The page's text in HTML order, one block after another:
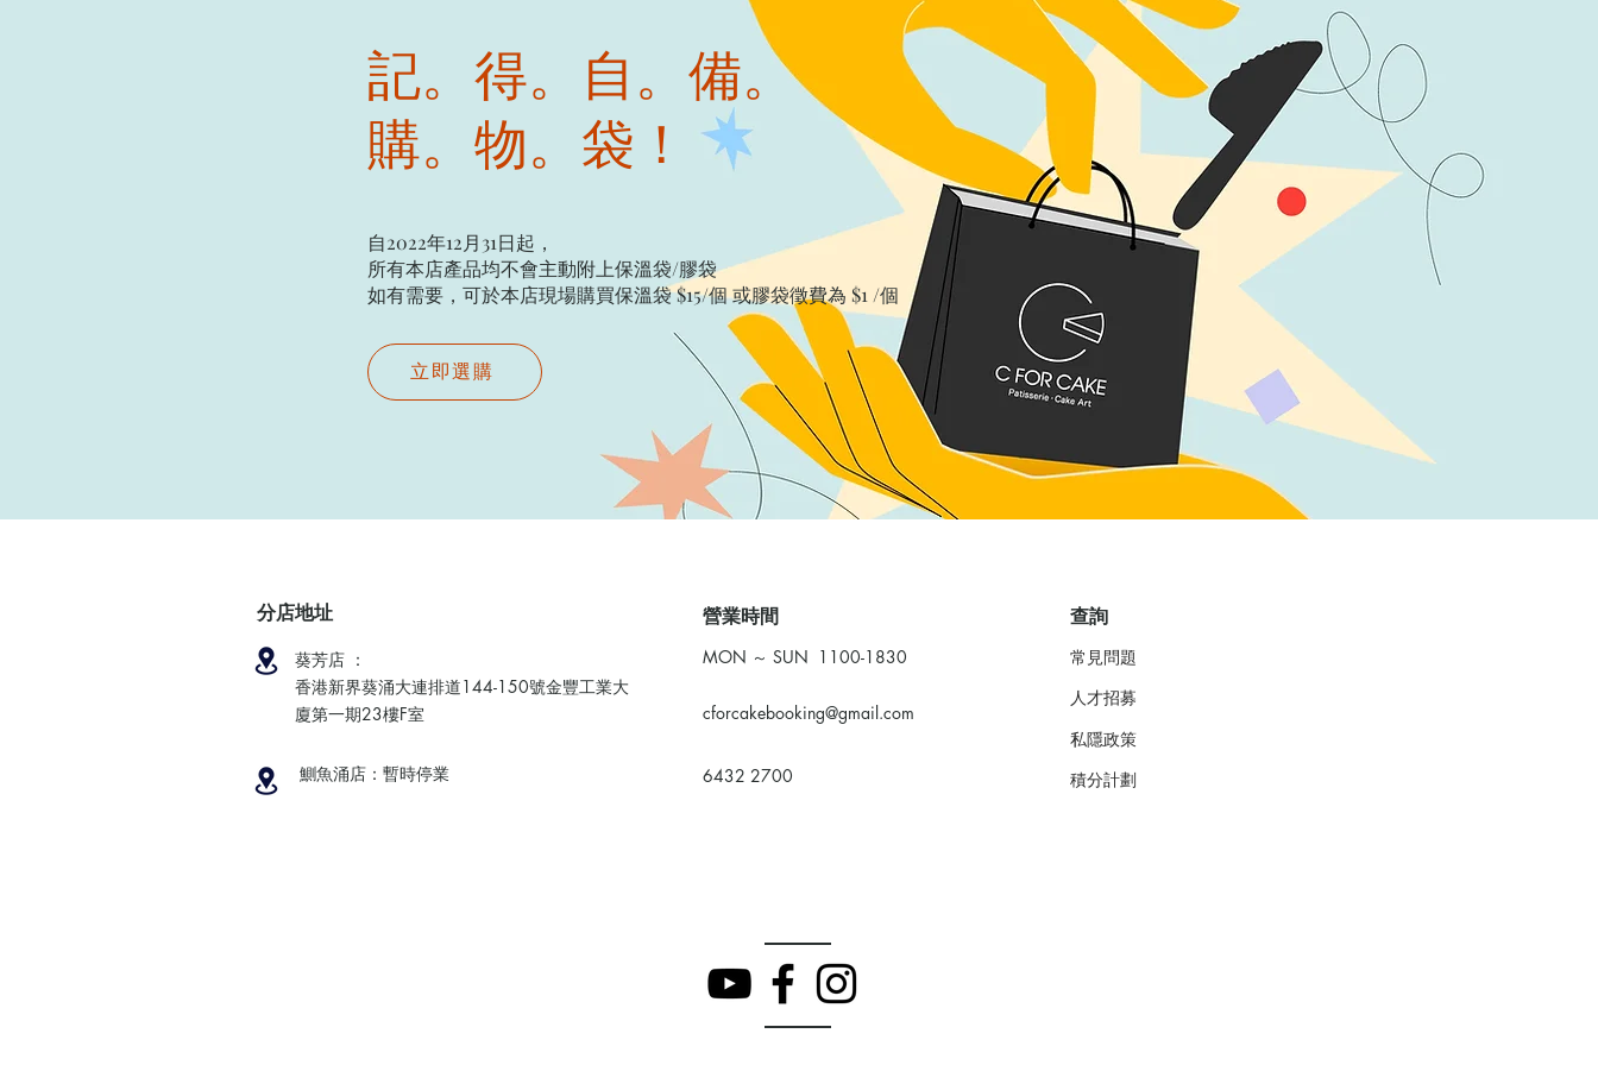
記。得。自。備。
購。物。袋！
自2022年12月31日起，
所有本店產品均不會主動附上保溫袋/膠袋​
如有需要，可於本店現場購買保溫袋 $15/個​ 或膠袋徵費為 $1 /個
立即選購
分店地址
葵芳店 ：
香港新界葵涌大連排道144-150號金豐工業大
廈第一期23樓F室
鰂魚涌店：暫時停業
​營業時間
MON ～ SUN 1100-1830
cforcakebooking@gmail.com
6432 2700
查詢
常見問題
人才招募
私隱政策
​積分計劃